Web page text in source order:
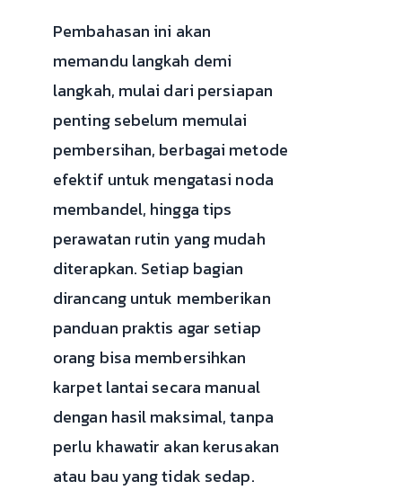
Pembahasan ini akan
memandu langkah demi
langkah, mulai dari persiapan
penting sebelum memulai
pembersihan, berbagai metode
efektif untuk mengatasi noda
membandel, hingga tips
perawatan rutin yang mudah
diterapkan. Setiap bagian
dirancang untuk memberikan
panduan praktis agar setiap
orang bisa membersihkan
karpet lantai secara manual
dengan hasil maksimal, tanpa
perlu khawatir akan kerusakan
atau bau yang tidak sedap.